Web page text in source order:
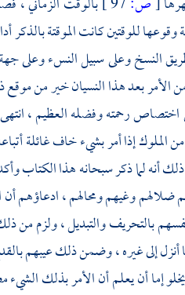
للوقتين كانت الموقتة
النسخ وعلى سبيل النسء وعلى
الأمر بعد هذا النسيان خير من
رحمته وفضله العظيم ، انتهى
إذا أمر بشيء خاف غائلة
أنه لما ذكر سبحانه هذا الكتاب
وغيهم ومحالهم ، ادعاؤهم أن
بالتحريف والتبديل ،
أنزل إلى غيره ، وضمن ذلك عيبهم
يخلو إما أن يعلم أن الأمر بذلك